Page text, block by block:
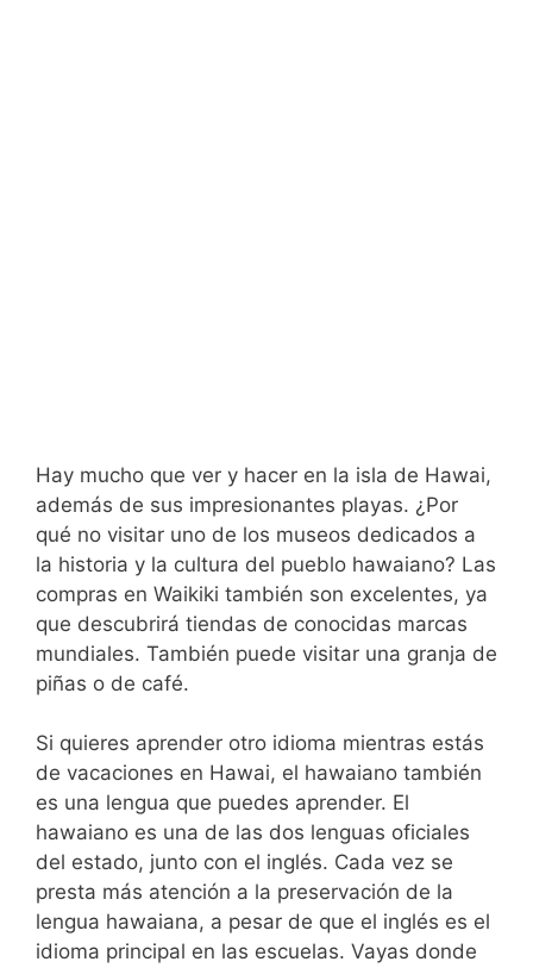
Hay mucho que ver y hacer en la isla de Hawai,
además de sus impresionantes playas. ¿Por
qué no visitar uno de los museos dedicados a
la historia y la cultura del pueblo hawaiano? Las
compras en Waikiki también son excelentes, ya
que descubrirá tiendas de conocidas marcas
mundiales. También puede visitar una granja de
piñas o de café.
Si quieres aprender otro idioma mientras estás
de vacaciones en Hawai, el hawaiano también
es una lengua que puedes aprender. El
hawaiano es una de las dos lenguas oficiales
del estado, junto con el inglés. Cada vez se
presta más atención a la preservación de la
lengua hawaiana, a pesar de que el inglés es el
idioma principal en las escuelas. Vayas donde